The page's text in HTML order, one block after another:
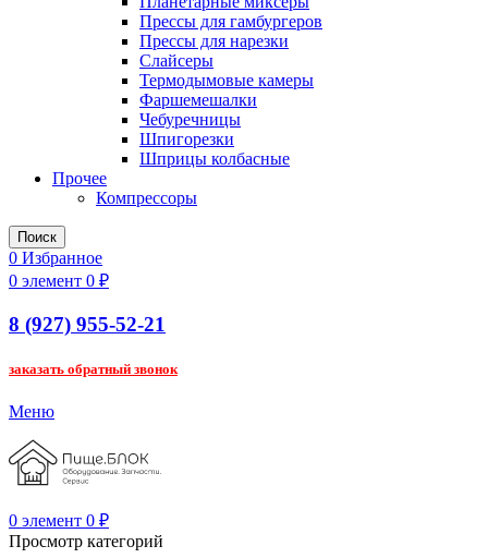
Прессы для гамбургеров
Прессы для нарезки
Слайсеры
Термодымовые камеры
Фаршемешалки
Чебуречницы
Шпигорезки
Шприцы колбасные
Прочее
Компрессоры
Поиск
0 Избранное
0 элемент 0 ₽
8 (927) 955-52-21
заказать обратный звонок
Меню
0 элемент 0 ₽
Просмотр категорий